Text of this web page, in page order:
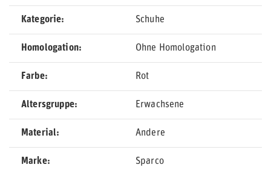
Kategorie Schuhe
Homologation Ohne Homologation
Farbe Rot
Altersgruppe Erwachsene
Material Andere
Marke Sparco